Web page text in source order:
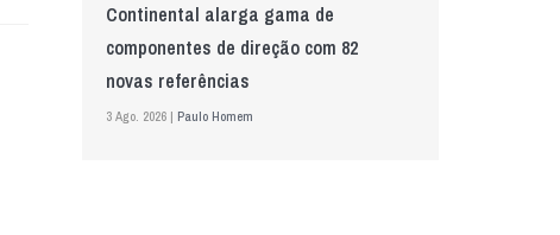
Continental alarga gama de
componentes de direção com 82
novas referências
3 Ago. 2026 | Paulo Homem